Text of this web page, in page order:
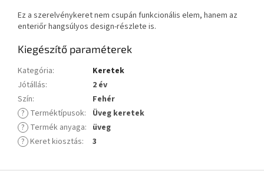
Ez a szerelvénykeret nem csupán funkcionális elem, hanem az
enteriőr hangsúlyos design-részlete is.
Kiegészítő paraméterek
Kategória:
Keretek
Jótállás:
2 év
Szín:
Fehér
? Terméktípusok:
Üveg keretek
? Termék anyaga: üveg
? Keret kiosztás: 3